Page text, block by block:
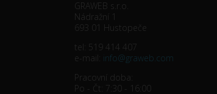
GRAWEB s.r.o.
Nádražní 1
693 01 Hustopeče
tel: 519 414 407
e-mail: info@graweb.com
Pracovní doba:
Po - Čt: 7:30 - 16:00